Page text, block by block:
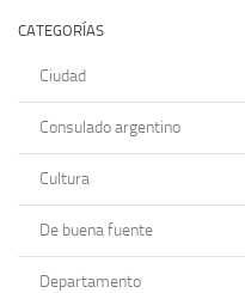
CATEGORÍAS
Ciudad
Consulado argentino
Cultura
De buena fuente
Departamento